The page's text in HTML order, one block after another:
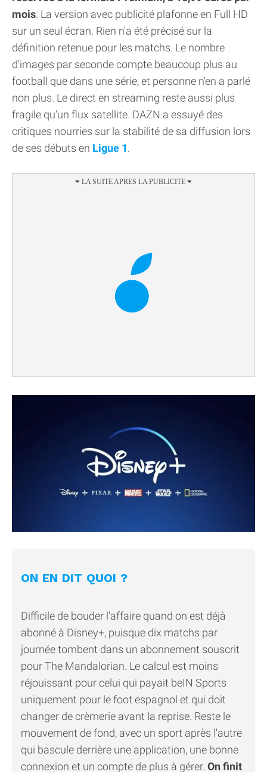
mois. La version avec publicité plafonne en Full HD
sur un seul écran. Rien n'a été précisé sur la
définition retenue pour les matchs. Le nombre
d'images par seconde compte beaucoup plus au
football que dans une série, et personne n'en a parlé
non plus. Le direct en streaming reste aussi plus
fragile qu'un flux satellite. DAZN a essuyé des
critiques nourries sur la stabilité de sa diffusion lors
de ses débuts en Ligue 1.
ON EN DIT QUOI ?
Difficile de bouder l'affaire quand on est déjà
abonné à Disney+, puisque dix matchs par
journée tombent dans un abonnement souscrit
pour The Mandalorian. Le calcul est moins
réjouissant pour celui qui payait beIN Sports
uniquement pour le foot espagnol et qui doit
changer de crèmerie avant la reprise. Reste le
mouvement de fond, avec un sport après l'autre
qui bascule derrière une application, une bonne
connexion et un compte de plus à gérer. On finit